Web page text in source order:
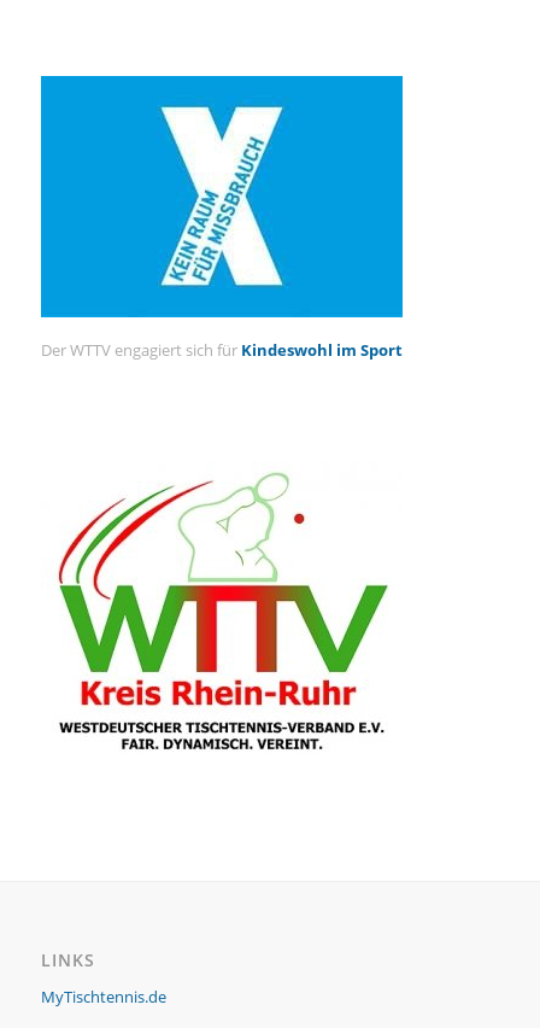
Der WTTV engagiert sich für Kindeswohl im Sport
LINKS
MyTischtennis.de